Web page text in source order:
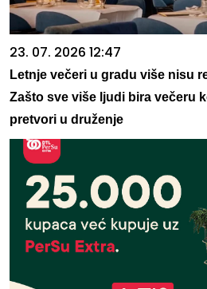
23. 07. 2026 12:47
Letnje večeri u gradu više nisu
Zašto sve više ljudi bira večeru
pretvori u druženje